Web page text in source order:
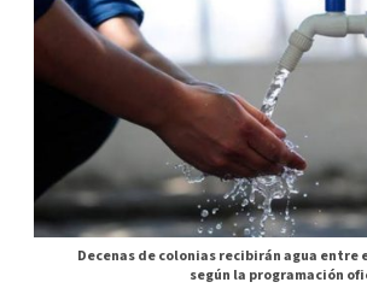
Decenas de colonias recibirán agua entre
según la programación